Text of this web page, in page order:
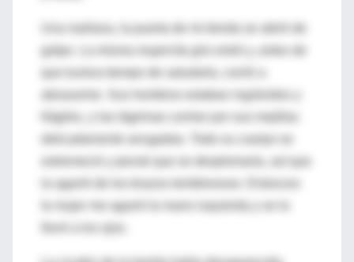
golpe. La misma mujercita gris entró y, antes de
que tuviera tiempo de saludarla, corrió a
abrazarme. Sus hombros estaban ingrávidos y
frágiles, y las lágrimas corrían por sus mejillas
delicadamente arrugadas. Todo su cuerpo se
la agarré de los brazos temblorosos. Entonces
la mujer me agarró la mano izquierda y se la